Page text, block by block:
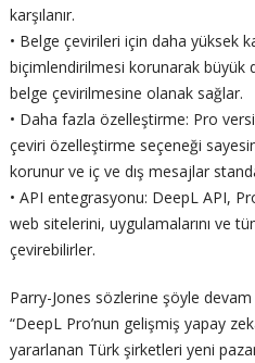
karşılanır.
• Belge çevirileri için daha yüksek
biçimlendirilmesi korunarak büyük
belge çevirilmesine olanak sağlar.
• Daha fazla özelleştirme: Pro
çeviri özelleştirme seçeneği
korunur ve iç ve dış mesajlar
• API entegrasyonu: DeepL API,
web sitelerini, uygulamalarını ve
çevirebilirler.
Parry-Jones sözlerine şöyle
“DeepL Pro’nun gelişmiş yapay
yararlanan Türk şirketleri yeni